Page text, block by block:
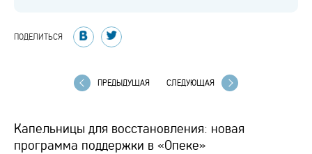
ПОДЕЛИТЬСЯ
ПРЕДЫДУЩАЯ СЛЕДУЮЩАЯ
Капельницы для восстановления: новая
программа поддержки в «Опеке»